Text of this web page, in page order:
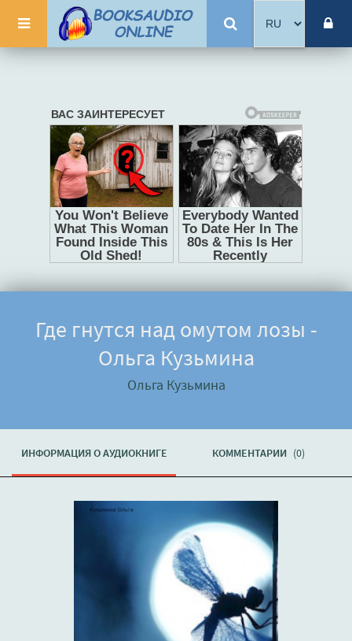
Где гнутся над омутом лозы -
Ольга Кузьмина
Ольга Кузьмина
ИНФОРМАЦИЯ О АУДИОКНИГЕ КОММЕНТАРИИ (0)